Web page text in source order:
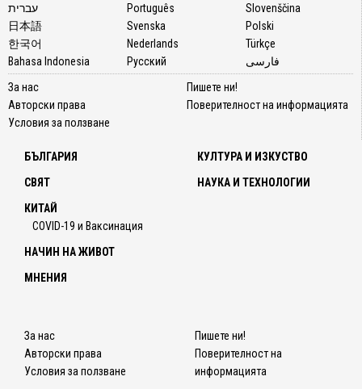
עברית
日本語
한국어
Bahasa Indonesia
Português
Svenska
Nederlands
Русский
Slovenščina
Polski
Türkçe
فارسی
За нас
Авторски права
Условия за ползване
Пишете ни!
Поверителност на информацията
БЪЛГАРИЯ
СВЯТ
КИТАЙ
COVID-19 и Ваксинация
КУЛТУРА И ИЗКУСТВО
НАУКА И ТЕХНОЛОГИИ
НАЧИН НА ЖИВОТ
МНЕНИЯ
За нас
Авторски права
Условия за ползване
Пишете ни!
Поверителност на
информацията